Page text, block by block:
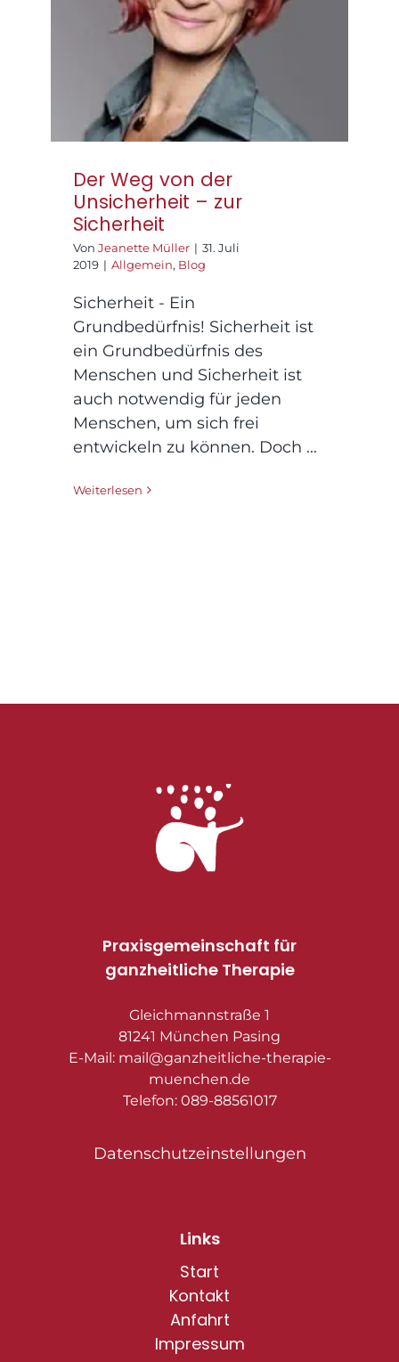
Sicherheit
Der Weg von der
Unsicherheit – zur
Sicherheit
Von Jeanette Müller | 31. Juli
2019 | Allgemein, Blog
Sicherheit - Ein
Grundbedürfnis! Sicherheit ist
ein Grundbedürfnis des
Menschen und Sicherheit ist
auch notwendig für jeden
Menschen, um sich frei
entwickeln zu können. Doch ...
Weiterlesen
Praxisgemeinschaft für
ganzheitliche Therapie
Gleichmannstraße 1
81241 München Pasing
E-Mail: mail@ganzheitliche-therapie-
muenchen.de
Telefon: 089-88561017
Datenschutzeinstellungen
Links
Start
Kontakt
Anfahrt
Impressum